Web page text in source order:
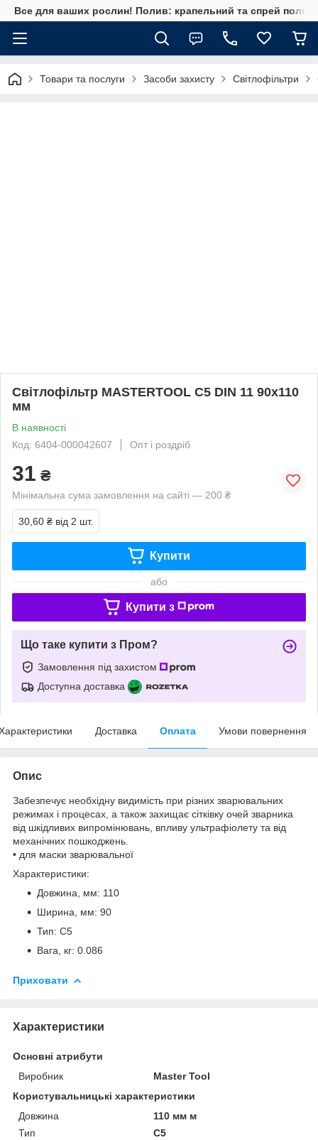
Все для ваших рослин! Полив: крапельний та спрей полив,
Товари та послуги Засоби захисту Світлофільтри
Світлофільтр MASTERTOOL С5 DIN 11 90х110
мм
В наявності
Код: 6404-000042607
Опт і роздріб
31 ₴
Мінімальна сума замовлення на сайті — 200 ₴
30,60 ₴ від 2 шт.
Купити
або
Купити з
Що таке купити з Пром?
Замовлення під захистом
Доступна доставка
Доставка Оплата Умови повернення
Опис
Забезпечує необхідну видимість при різних зварювальних
режимах і процесах, а також захищає сітківку очей зварника
від шкідливих випромінювань, впливу ультрафіолету та від
механічних пошкоджень.
• для маски зварювальної
Характеристики:
Довжина, мм: 110
Ширина, мм: 90
Тип: С5
Вага, кг: 0.086
Приховати
Характеристики
Основні атрибути
Виробник
Master Tool
Користувальницькі характеристики
Довжина
110 мм м
Тип
С5